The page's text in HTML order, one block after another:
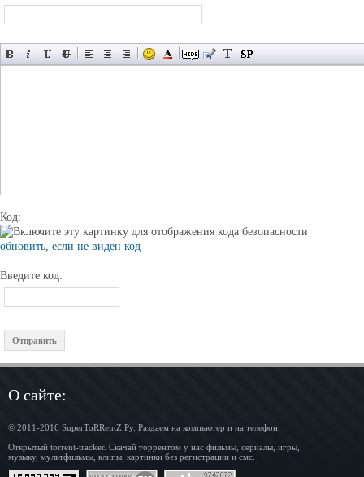
Код:
обновить, если не виден код
Введите код:
О сайте:
© 2011-2016 SuperToRRentZ.Ру. Раздаем на компьютер и на телефон.
Открытый torrent-tracker. Скачай торрентом у нас фильмы, сериалы, игры,
музыку, мультфильмы, клипы, картинки без регистрации и смс.